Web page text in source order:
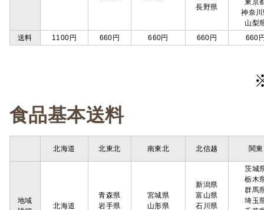
長野県
東京
神奈
山梨
送料
1100円 660円 660円 660円 660
食品基本送料
北海道 北東北 南東北 北信越 関東
地域
北海道
青森県
岩手県
宮城県
山形県
新潟県
富山県
石川県
茨城
栃木
群馬
埼玉